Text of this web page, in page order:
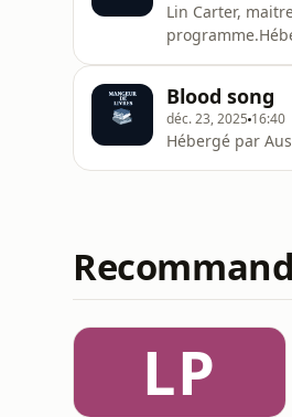
Lin Carter,
Blood song
déc. 23, 2025 16:40
Hébergé par
LP